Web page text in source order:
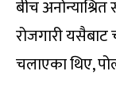
बीच
रोजगारी
चलाएका थिए,